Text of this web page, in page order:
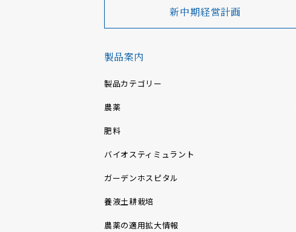
新中期経営計画
製品案内
製品カテゴリー
農薬
肥料
バイオスティミュラント
ガーデンホスピタル
養液土耕栽培
農薬の適用拡大情報